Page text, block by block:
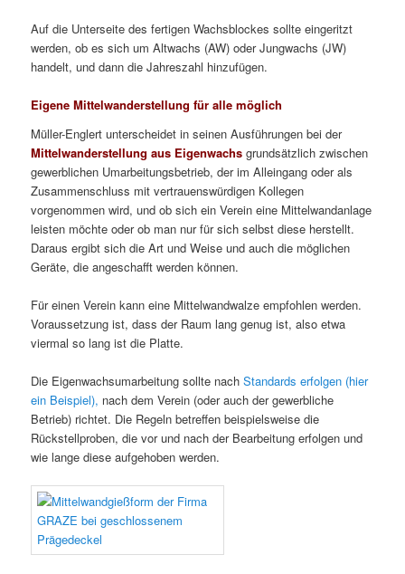
Auf die Unterseite des fertigen Wachsblockes sollte eingeritzt
werden, ob es sich um Altwachs (AW) oder Jungwachs (JW)
handelt, und dann die Jahreszahl hinzufügen.
Eigene Mittelwanderstellung für alle möglich
Müller-Englert unterscheidet in seinen Ausführungen bei der
Mittelwanderstellung aus Eigenwachs grundsätzlich zwischen
gewerblichen Umarbeitungsbetrieb, der im Alleingang oder als
Zusammenschluss mit vertrauenswürdigen Kollegen
vorgenommen wird, und ob sich ein Verein eine Mittelwandanlage
leisten möchte oder ob man nur für sich selbst diese herstellt.
Daraus ergibt sich die Art und Weise und auch die möglichen
Geräte, die angeschafft werden können.
Für einen Verein kann eine Mittelwandwalze empfohlen werden.
Voraussetzung ist, dass der Raum lang genug ist, also etwa
viermal so lang ist die Platte.
Die Eigenwachsumarbeitung sollte nachStandards erfolgen (hier
ein Beispiel), nach dem Verein (oder auch der gewerbliche
Betrieb) richtet. Die Regeln betreffen beispielsweise die
Rückstellproben, die vor und nach der Bearbeitung erfolgen und
wie lange diese aufgehoben werden.